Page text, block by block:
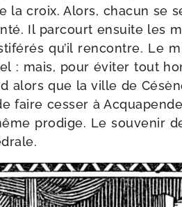
la croix. Alors, cha­cun se
Il par­court ensuite les
qu’il ren­contre. Le
: mais, pour évi­ter tout
alors que la ville de
faire ces­ser à
pro­dige. Le sou­ve­nir